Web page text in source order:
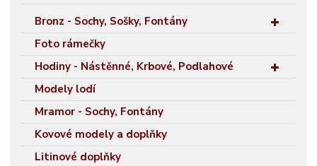
Bronz - Sochy, Sošky, Fontány
Foto rámečky
Hodiny - Nástěnné, Krbové, Podlahové
Modely lodí
Mramor - Sochy, Fontány
Kovové modely a doplňky
Litinové doplňky